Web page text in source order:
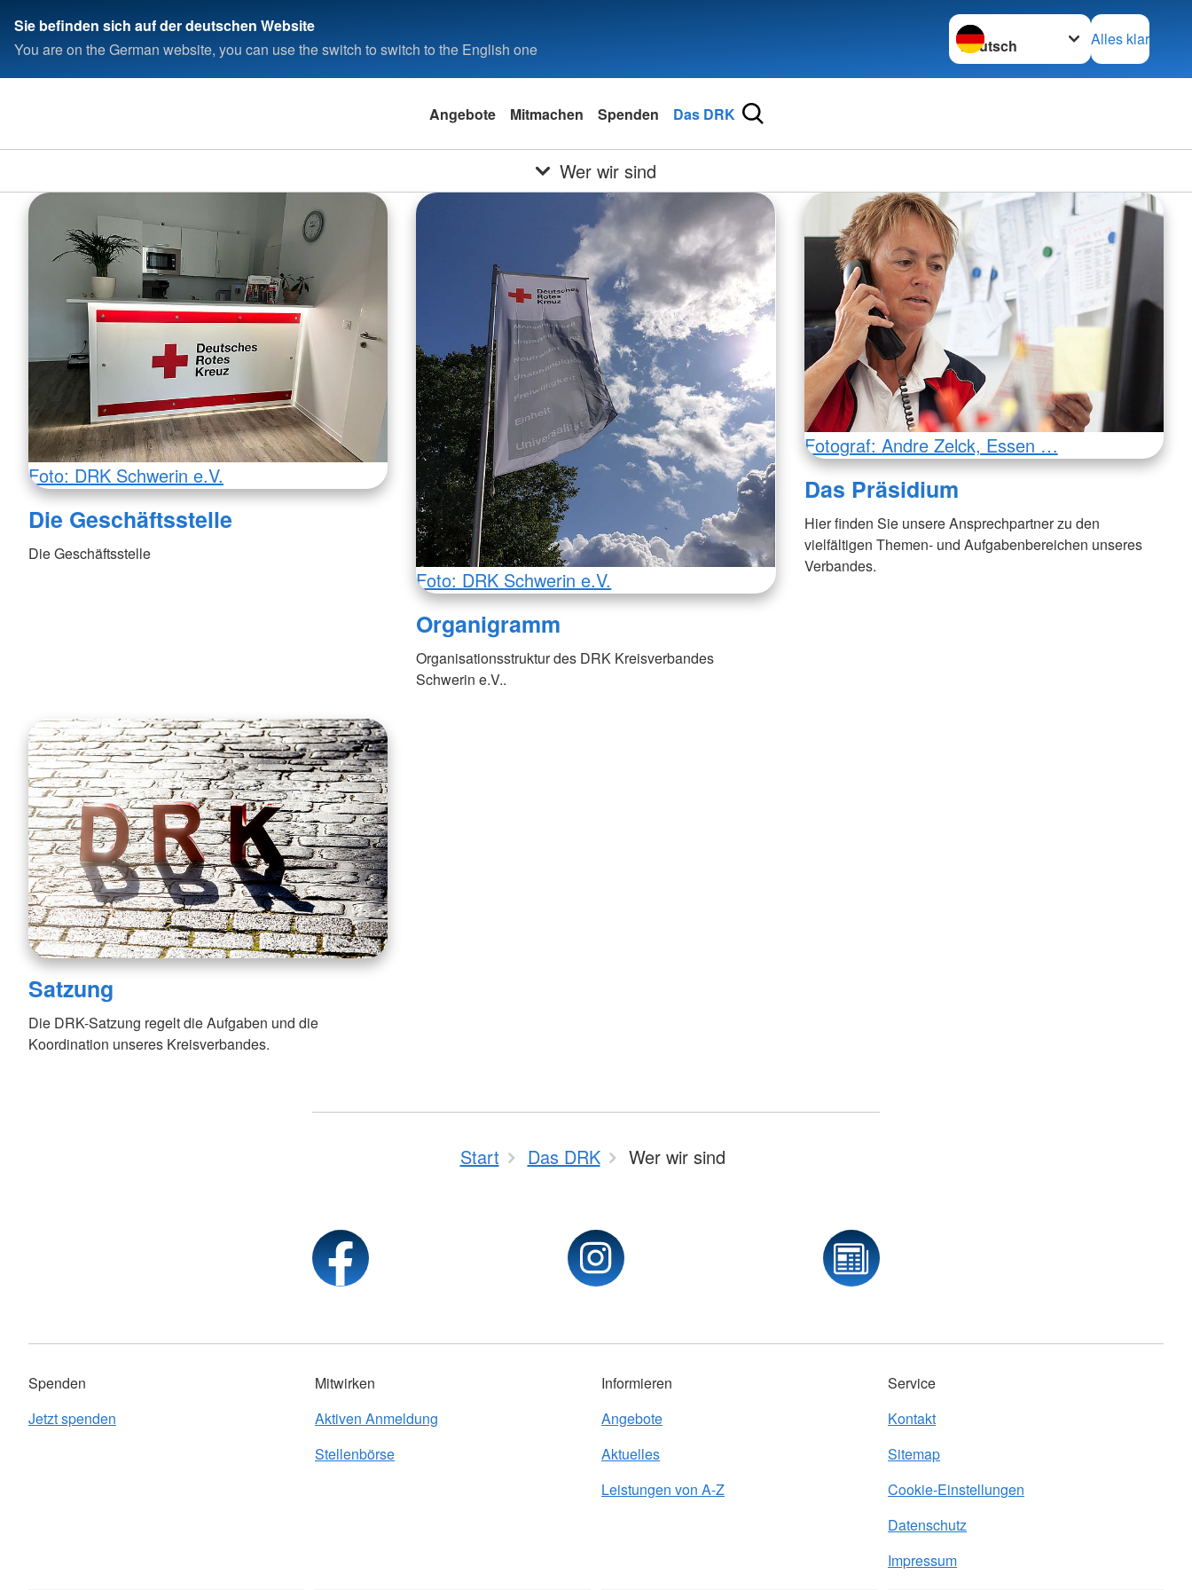
Sie befinden sich auf der deutschen Website
You are on the German website, you can use the switch to switch to the English one
Sprache wechseln zu
Alles klar
Angebote Mitmachen Spenden Das DRK
Wer wir sind
Foto: DRK Schwerin e.V.
Die Geschäftsstelle
Die Geschäftsstelle
Foto: DRK Schwerin e.V.
Organigramm
Organisationsstruktur des DRK Kreisverbandes
Schwerin e.V..
Fotograf: Andre Zelck, Essen …
Das Präsidium
Hier finden Sie unsere Ansprechpartner zu den
vielfältigen Themen- und Aufgabenbereichen unseres
Verbandes.
Satzung
Die DRK-Satzung regelt die Aufgaben und die
Koordination unseres Kreisverbandes.
Start Das DRK Wer wir sind
Spenden
Jetzt spenden
Mitwirken
Aktiven Anmeldung
Stellenbörse
Informieren
Angebote
Aktuelles
Leistungen von A-Z
Service
Kontakt
Sitemap
Cookie-Einstellungen
Datenschutz
Impressum